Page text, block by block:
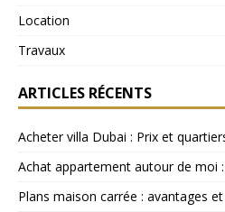
Location
Travaux
ARTICLES RÉCENTS
Acheter villa Dubai : Prix et
Achat appartement autour de moi
Plans maison carrée : avantages